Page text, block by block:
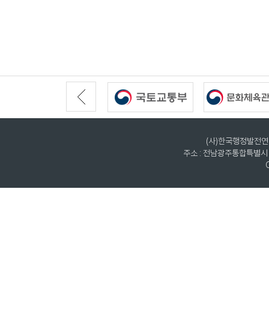
(사)한국행정
주소 : 전남광주통합특별